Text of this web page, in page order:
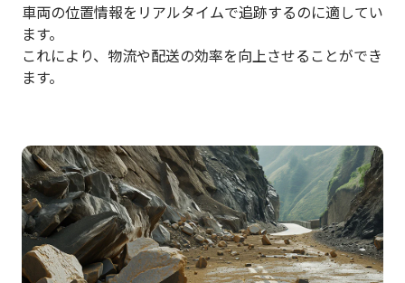
車両の位置情報をリアルタイムで追跡するのに適してい
ます。
これにより、物流や配送の効率を向上させることができ
ます。